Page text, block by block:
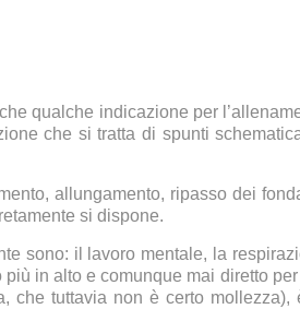
qualche indicazione per
che si tratta di spunti
allungamento, ripasso dei
si dispone.
sono: il lavoro mentale, la
in alto e comunque mai diretto
che tuttavia non è certo mollezza),